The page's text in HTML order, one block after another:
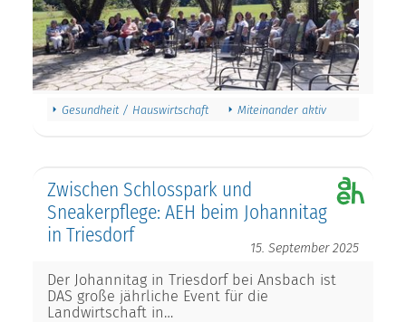
Gesundheit / Hauswirtschaft Miteinander aktiv
Zwischen Schlosspark und
Sneakerpflege: AEH beim Johannitag
in Triesdorf
15. September 2025
Der Johannitag in Triesdorf bei Ansbach ist
DAS große jährliche Event für die
Landwirtschaft in…